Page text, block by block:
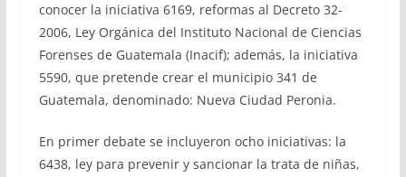
conocer la iniciativa 6169, reformas al Decreto 32-
2006, Ley Orgánica del Instituto Nacional de Ciencias
Forenses de Guatemala (Inacif); además, la iniciativa
5590, que pretende crear el municipio 341 de
Guatemala, denominado: Nueva Ciudad Peronia.
En primer debate se incluyeron ocho iniciativas: la
6438, ley para prevenir y sancionar la trata de niñas,